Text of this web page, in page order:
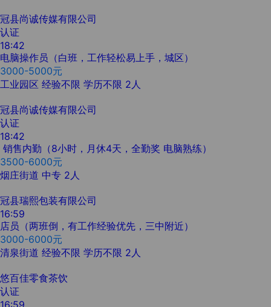
冠县尚诚传媒有限公司
认证
18:42
电脑操作员（白班，工作轻松易上手，城区）
3000-5000元
工业园区 经验不限 学历不限 2人
冠县尚诚传媒有限公司
认证
18:42
销售内勤（8小时，月休4天，全勤奖 电脑熟练）
3500-6000元
烟庄街道 中专 2人
冠县瑞熙包装有限公司
16:59
店员（两班倒，有工作经验优先，三中附近）
3000-6000元
清泉街道 经验不限 学历不限 2人
悠百佳零食茶饮
认证
16:59